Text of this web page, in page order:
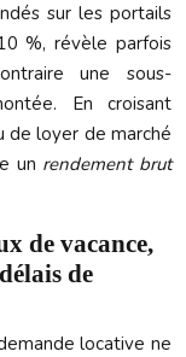
sur les portails
%, révèle parfois
une sous-
En croisant
de loyer de marché
un rendement brut
de vacance,
de
locative ne